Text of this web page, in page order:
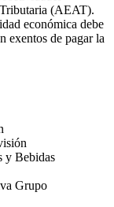
(AEAT).
económica debe
exentos de pagar la
y Bebidas
Grupo